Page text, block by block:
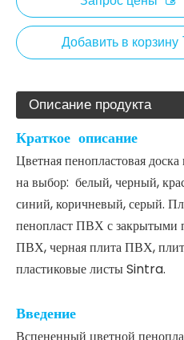
Цветная пенопластовая
Цветная пенопластовая
цветов на выбор: белый,
мебели, пенопласт ПВХ с
Foexex, пластиковые листы
Марка продукта: GoKai
Количество:
Добавить в корзину